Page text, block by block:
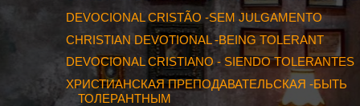
DEVOCIONAL CRISTÃO -SEM JULGAMENTO
CHRISTIAN DEVOTIONAL -BEING TOLERANT
DEVOCIONAL CRISTIANO - SIENDO TOLERANTES
ХРИСТИАНСКАЯ ПРЕПОДАВАТЕЛЬСКАЯ -БЫТЬ
ТОЛЕРАНТНЫМ